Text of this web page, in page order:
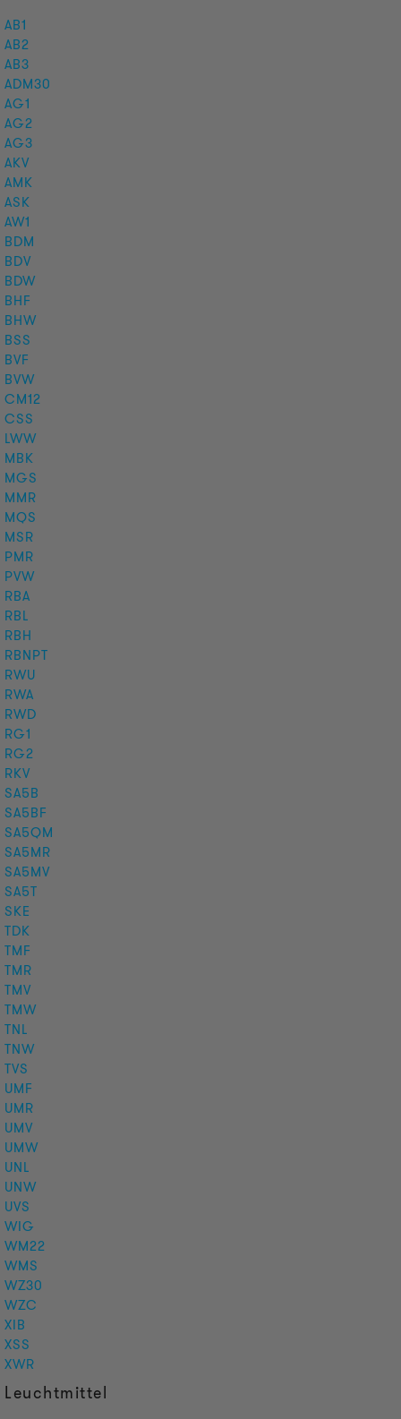
AB1
AB2
AB3
ADM30
AG1
AG2
AG3
AKV
AMK
ASK
AW1
BDM
BDV
BDW
BHF
BHW
BSS
BVF
BVW
CM12
CSS
LWW
MBK
MGS
MMR
MQS
MSR
PMR
PVW
RBA
RBL
RBH
RBNPT
RWU
RWA
RWD
RG1
RG2
RKV
SA5B
SA5BF
SA5QM
SA5MR
SA5MV
SA5T
SKE
TDK
TMF
TMR
TMV
TMW
TNL
TNW
TVS
UMF
UMR
UMV
UMW
UNL
UNW
UVS
WIG
WM22
WMS
WZ30
WZC
XIB
XSS
XWR
Leuchtmittel